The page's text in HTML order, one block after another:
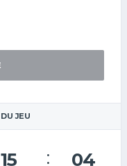
JEU
15 04